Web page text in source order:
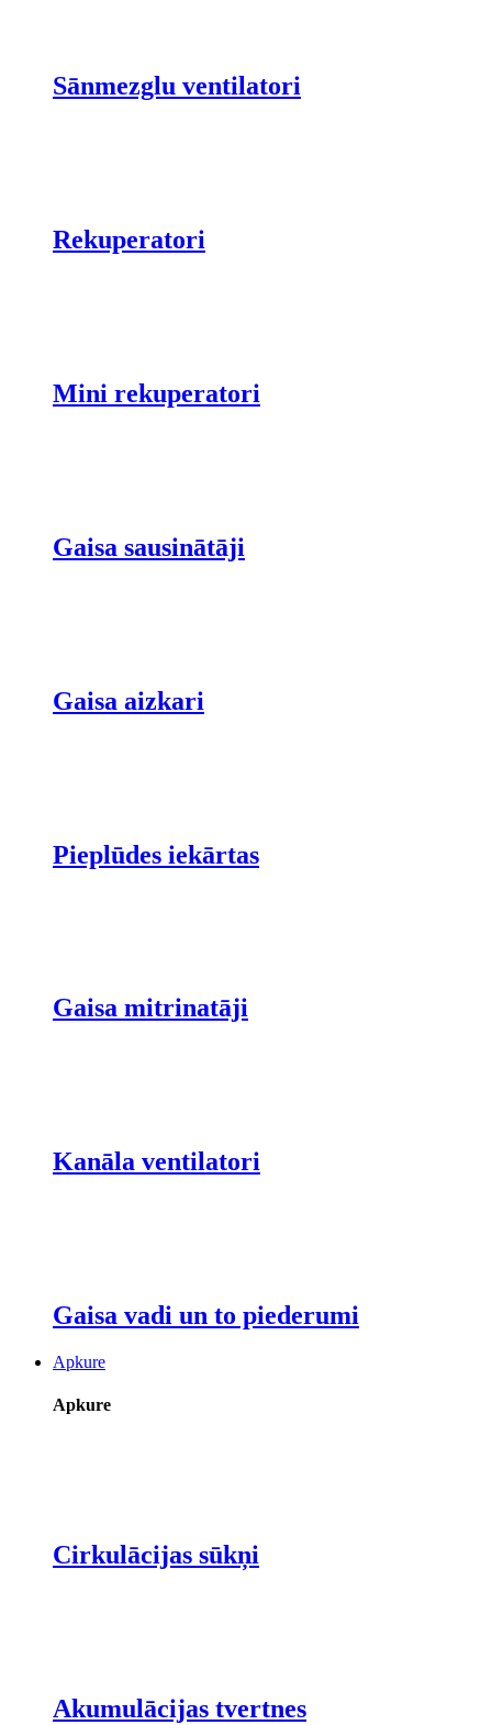
Sānmezglu ventilatori
Rekuperatori
Mini rekuperatori
Gaisa sausinātāji
Gaisa aizkari
Pieplūdes iekārtas
Gaisa mitrinatāji
Kanāla ventilatori
Gaisa vadi un to piederumi
Apkure
Apkure
Cirkulācijas sūkņi
Akumulācijas tvertnes